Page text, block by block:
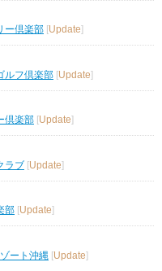
ー倶楽部 Update
ルフ倶楽部 [Update]
倶楽部 Update
ラブ [Update]
部 Update
ート沖縄 [Update]